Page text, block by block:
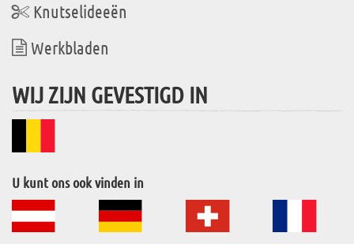
Knutselideeën
Werkbladen
WIJ ZIJN GEVESTIGD IN
U kunt ons ook vinden in